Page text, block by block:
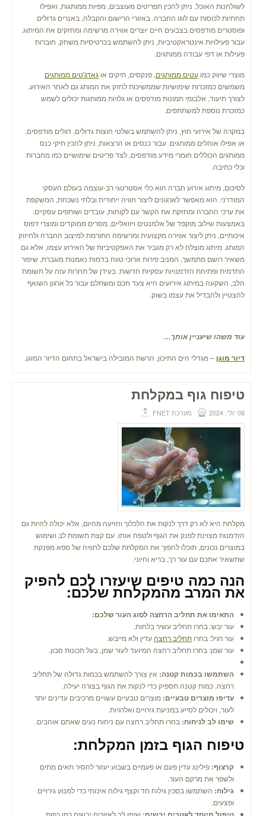
לשולחנות האוכל, ניתן להכין תפריטים מעוצבים, מפיות ממותגות, ואפילו
תחתיות לכוסות עם לוגו החברה. באזורי הרישום והקבלה, באנרים גדולים
ופוסטרים מודפסים בצבעים חיים יוצרים אווירה מרשימה ומחזקים את המיתוג.
עבור פעילויות אינטראקטיביות, ניתן להשתמש בכרטיסיות משחק, חוברות
פעילות או דפי עבודה ממותגים.
מוצרי שיווק כמו עטים ממותגים, פנקסים, תיקים או גאדג'טים ממותגים
משמשים כמזכרות שימושיות שממשיכות לחזק את המותג גם לאחר האירוע.
לצורך תיעוד, אלבומי תמונות מודפסים או גלויות ממותגות יכולים לשמש
כמזכרת נוספת למשתתפים.
במקרה של אירועי חוץ, ניתן להשתמש בשלטי חוצות גדולים, דגלים מודפסים,
או אפילו אוהלים ממותגים. עבור כנסים או הרצאות, ניתן להכין תיקי כנס
ממותגים הכוללים חומרי מידע מודפסים, לצד פריטים שימושיים כמו מחברות
וכלי כתיבה.
לסיכום, מיתוג אירוע חברה הוא כלי אסטרטגי רב-עוצמה בעולם העסקי
המודרני. הוא מאפשר לארגונים ליצור חוויה ייחודית ובלתי נשכחת, המשקפת
את ערכי החברה ומחזקת את הקשר עם לקוחות, עובדים ושותפים עסקיים.
באמצעות שילוב מוקפד של אלמנטים ויזואליים, מסרים ממוקדים ומוצרי דפוס
איכותיים, ניתן ליצור אווירה מקצועית ומרשימה התורמת למיצוב החברה ולחיזוק
המותג. מיתוג מוצלח לא רק מגביר את האפקטיביות של האירוע עצמו, אלא גם
משאיר רושם מתמשך, המניב פירות ארוכי טווח בדמות נאמנות מוגברת, שיפור
התדמית ופתיחת הזדמנויות עסקיות חדשות. בעידן של תחרות עזה על תשומת
הלב, השקעה במיתוג אירועים היא צעד חכם ומשתלם עבור כל ארגון השואף
להצטיין ולהבדיל את עצמו בשוק.
עוד משהו שיעניין אותך…
דיור מוגן – מגדלי הים התיכון, הרשת המובילה בישראל בתחום הדיור המוגן.
טיפוח גוף במקלחת
08 יולי, 2024 מערכת FNET
מקלחת היא לא רק דרך לנקות את הלכלוך והזיעה מהיום, אלא יכולה להיות גם
הזדמנות מצוינת לפנק את הגוף ולטפח אותו. עם קצת תשומת לב ושימוש
במוצרים נכונים, תוכלו להפוך את המקלחת שלכם לחוויה של ספא מפנקת
שתשאיר אתכם עם עור רך, בריא וחיוני.
הנה כמה טיפים שיעזרו לכם להפיק
את המרב מהמקלחת שלכם:
התאימו את תחליב הרחצה לסוג העור שלכם:
עור יבש: בחרו תחליב עשיר בלחות.
עור רגיל: בחרו תחליב רחצהעדין ולא מייבש.
עור שמן: בחרו תחליב רחצה המיועד לעור שמן, בעל תכונות סבון.
השתמשו בכמות קטנה: אין צורך להשתמש בכמות גדולה של תחליב
רחצה. כמות קטנה תספיק כדי לנקות את הגוף בצורה יעילה.
עדיפו מוצרים טבעיים: מוצרים טבעיים עשויים מרכיבים עדינים יותר
לעור, ויכולים לסייע במניעת גירויים ואלרגיות.
שימו לב לניחוח: בחרו תחליב רחצה עם ניחוח נעים שאתם אוהבים.
טיפוח הגוף בזמן המקלחת:
קרצוף: פילינג עדין פעם או פעמיים בשבוע יעזור להסיר תאים מתים
ולשפר את מרקם העור.
גילוח: השתמשו בסכין גילוח חד וקצף גילוח איכותי כדי למנוע גירויים
ופצעים.
שימו לב לאזורים יבשים כמו כפות